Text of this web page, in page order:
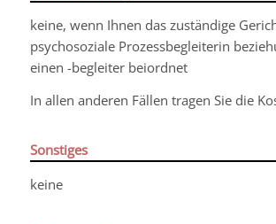
keine, wenn Ihnen das zuständige
psychosoziale Prozessbegleiterin
einen -begleiter beiordnet
In allen anderen Fällen tragen Sie die
Sonstiges
keine